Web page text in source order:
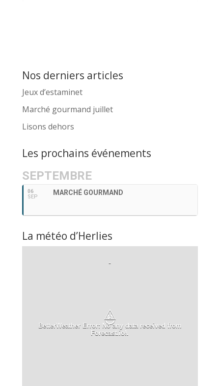
Nos derniers articles
Jeux d’estaminet
Marché gourmand juillet
Lisons dehors
Les prochains événements
SEPTEMBRE
06
SEP
MARCHÉ GOURMAND
La météo d’Herlies
-
⚠
BetterWeather Error: No any data received from
Forecast.io!.